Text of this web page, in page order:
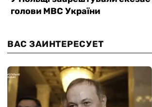
ВАС ЗАИНТЕРЕСУЕТ